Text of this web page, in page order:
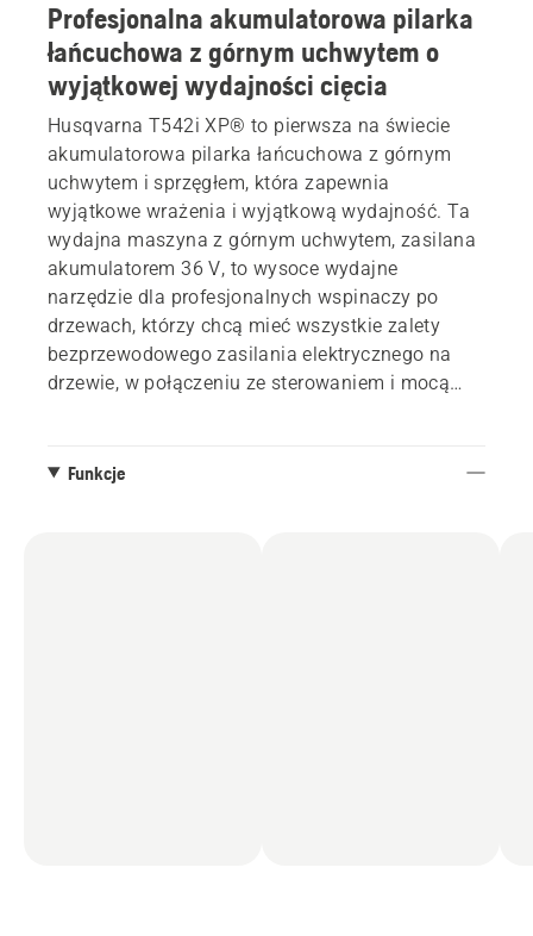
Profesjonalna akumulatorowa pilarka
łańcuchowa z górnym uchwytem o
wyjątkowej wydajności cięcia
Husqvarna T542i XP® to pierwsza na świecie
akumulatorowa pilarka łańcuchowa z górnym
uchwytem i sprzęgłem, która zapewnia
wyjątkowe wrażenia i wyjątkową wydajność. Ta
wydajna maszyna z górnym uchwytem, zasilana
akumulatorem 36 V, to wysoce wydajne
narzędzie dla profesjonalnych wspinaczy po
drzewach, którzy chcą mieć wszystkie zalety
bezprzewodowego zasilania elektrycznego na
drzewie, w połączeniu ze sterowaniem i mocą
SP21G zapewniają szybkie i precyzyjne cięcie.
Funkcje